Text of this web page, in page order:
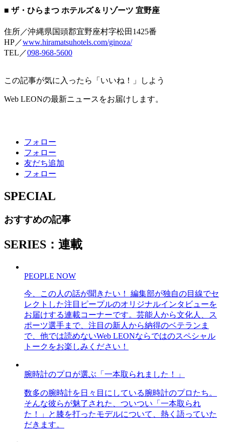
■ ザ・ひらまつ ホテルズ＆リゾーツ 宜野座
住所／沖縄県国頭郡宜野座村字松田1425番
HP／www.hiramatsuhotels.com/ginoza/
TEL／098-968-5600
この記事が気に入ったら「いいね！」しよう
Web LEONの最新ニュースをお届けします。
フォロー
フォロー
友だち追加
フォロー
SPECIAL
おすすめの記事
SERIES：連載
PEOPLE NOW
今、この人の話が聞きたい！ 編集部が独自の目線でセ
レクトした注目ピープルのオリジナルインタビューを
お届けする連載コーナーです。芸能人から文化人、ス
ポーツ選手まで、注目の新人から納得のベテランま
で、他では読めないWeb LEONならではのスペシャル
トークをお楽しみください！
腕時計のプロが選ぶ「一本取られました！」
数多の腕時計を日々目にしている腕時計のプロたち。
そんな彼らが魅了された、ついつい「一本取られ
た！」と膝を打ったモデルについて、熱く語っていた
だきます。